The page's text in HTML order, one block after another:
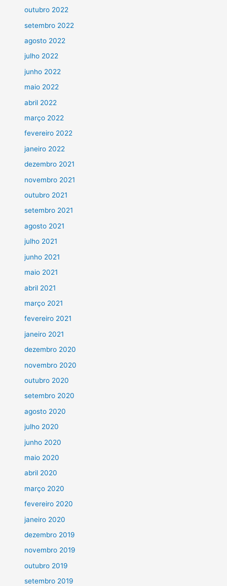
outubro 2022
setembro 2022
agosto 2022
julho 2022
junho 2022
maio 2022
abril 2022
março 2022
fevereiro 2022
janeiro 2022
dezembro 2021
novembro 2021
outubro 2021
setembro 2021
agosto 2021
julho 2021
junho 2021
maio 2021
abril 2021
março 2021
fevereiro 2021
janeiro 2021
dezembro 2020
novembro 2020
outubro 2020
setembro 2020
agosto 2020
julho 2020
junho 2020
maio 2020
abril 2020
março 2020
fevereiro 2020
janeiro 2020
dezembro 2019
novembro 2019
outubro 2019
setembro 2019